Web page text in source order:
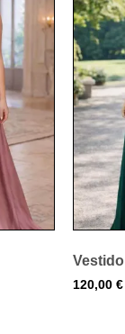
Vestido
120,00 €